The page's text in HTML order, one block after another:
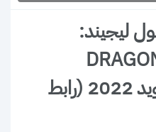
ليجيند:
v3.12.0 apk للاندرويد 2022 (رابط